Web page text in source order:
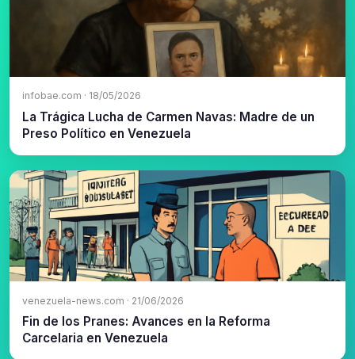
infobae.com · 18/05/2026
La Trágica Lucha de Carmen Navas: Madre de un
Preso Político en Venezuela
venezuela-news.com · 21/06/2026
Fin de los Pranes: Avances en la Reforma
Carcelaria en Venezuela